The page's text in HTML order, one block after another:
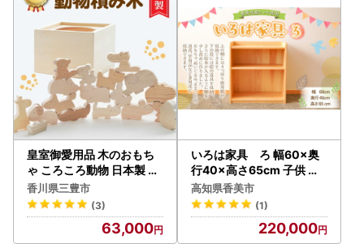
皇室御愛用品 木のおもち
ゃ ころころ動物 日本製 知
育玩具
香川県三豊市
(3)
63,000
いろは家具 ろ 幅60×奥
行40×高さ65cm 子供 イ
ンテリア 木製 日本製 家具
棚 ケース ラック
高知県香美市
(1)
220,000